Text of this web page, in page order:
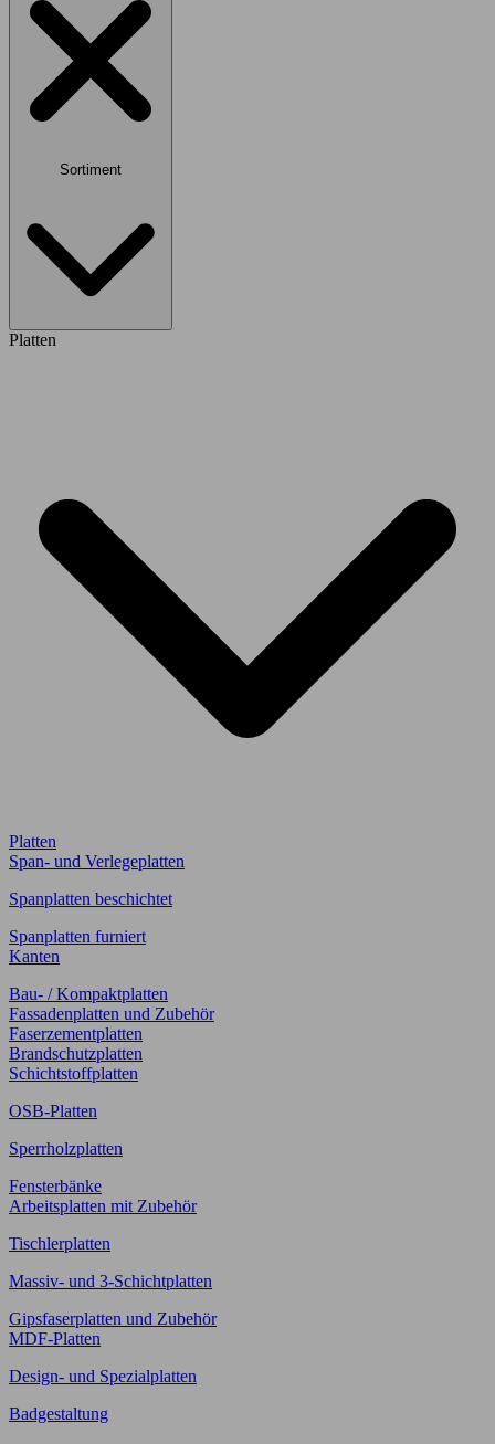
Sortiment
Platten
Platten
Span- und Verlegeplatten
Spanplatten beschichtet
Spanplatten furniert
Kanten
Bau- / Kompaktplatten
Fassadenplatten und Zubehör
Faserzementplatten
Brandschutzplatten
Schichtstoffplatten
OSB-Platten
Sperrholzplatten
Fensterbänke
Arbeitsplatten mit Zubehör
Tischlerplatten
Massiv- und 3-Schichtplatten
Gipsfaserplatten und Zubehör
MDF-Platten
Design- und Spezialplatten
Badgestaltung